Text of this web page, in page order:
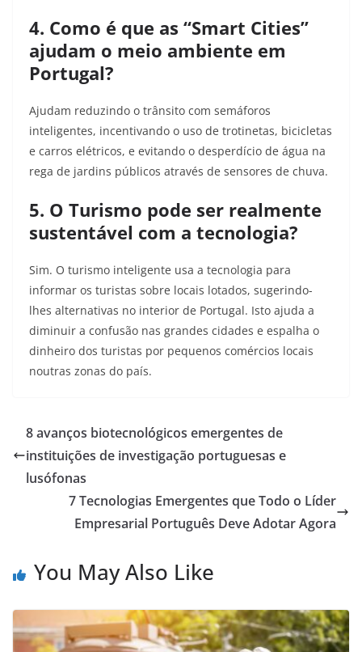
4. Como é que as “Smart Cities”
ajudam o meio ambiente em
Portugal?
Ajudam reduzindo o trânsito com semáforos
inteligentes, incentivando o uso de trotinetas, bicicletas
e carros elétricos, e evitando o desperdício de água na
rega de jardins públicos através de sensores de chuva.
5. O Turismo pode ser realmente
sustentável com a tecnologia?
Sim. O turismo inteligente usa a tecnologia para
informar os turistas sobre locais lotados, sugerindo-
lhes alternativas no interior de Portugal. Isto ajuda a
diminuir a confusão nas grandes cidades e espalha o
dinheiro dos turistas por pequenos comércios locais
noutras zonas do país.
8 avanços biotecnológicos emergentes de
instituições de investigação portuguesas e
lusófonas
7 Tecnologias Emergentes que Todo o Líder
Empresarial Português Deve Adotar Agora
You May Also Like